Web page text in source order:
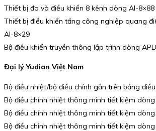
Thiết bị đo và điều khiển 8 kênh dòng AI-8×88
Thiết bị điều khiển tầng công nghiệp quang
AI-8×29
Bộ điều khiển truyền thông lập trình dòng
Đại lý Yudian Việt Nam
Bộ điều nhiệt/bộ điều chỉnh gắn trên bảng
Bộ điều chỉnh nhiệt thông minh tiết kiệm
Bộ điều chỉnh nhiệt thông minh tiết kiệm
Bộ điều chỉnh nhiệt thông minh tiết kiệm